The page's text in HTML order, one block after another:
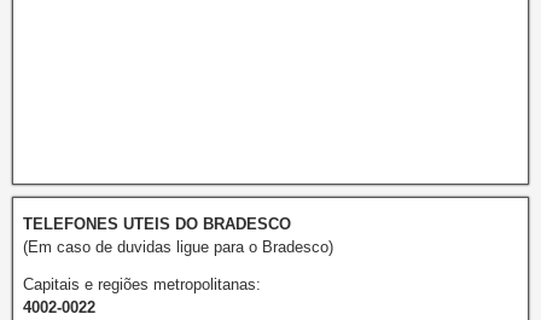
TELEFONES UTEIS DO BRADESCO
(Em caso de duvidas ligue para o Bradesco)
Capitais e regiões metropolitanas:
4002-0022